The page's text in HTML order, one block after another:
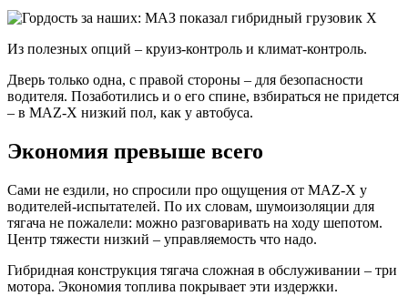
Из полезных опций – круиз-контроль и климат-контроль.
Дверь только одна, с правой стороны – для безопасности
водителя. Позаботились и о его спине, взбираться не придется
– в MAZ-X низкий пол, как у автобуса.
Экономия превыше всего
Сами не ездили, но спросили про ощущения от MAZ-X у
водителей-испытателей. По их словам, шумоизоляции для
тягача не пожалели: можно разговаривать на ходу шепотом.
Центр тяжести низкий – управляемость что надо.
Гибридная конструкция тягача сложная в обслуживании – три
мотора. Экономия топлива покрывает эти издержки.